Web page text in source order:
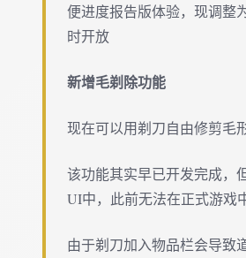
便进度报告版体验，现调整
时开放
新增毛剃除功能
现在可以用剃刀自由修剪毛
该功能其实早已开发完成，
UI中，此前无法在正式游戏
由于剃刀加入物品栏会导致